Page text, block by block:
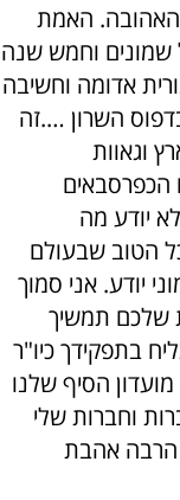
האהובה. האמת
שמונים וחמש שנה
אדומה וחשיבה
השרון ….זה
וגאוות
הכפרסבאים
יודע מה
הטוב שבעולם
יודע. אני סמוך
שלכם תמשיך
בתפקידך כיו"ר
הסיף שלנו
וחברות שלי
הרבה אהבת